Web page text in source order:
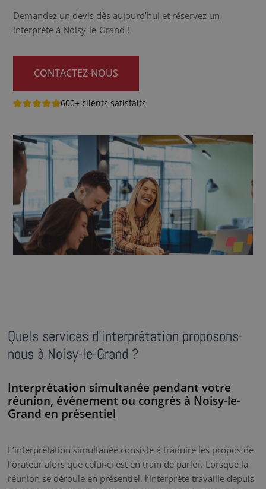
Demandez un devis dès aujourd’hui et réservez un
interprète à Noisy-le-Grand !
CONTACTEZ-NOUS
600+ clients satisfaits
Quels services d’interprétation proposons-
nous à Noisy-le-Grand ?
Interprétation simultanée pendant votre
réunion, événement ou congrès à Noisy-le-
Grand en présentiel
L’interprétation simultanée consiste à traduire les propos de
l’orateur alors que celui-ci est en train de parler. Lorsque la
réunion se déroule en présentiel, l’interprète travaille depuis